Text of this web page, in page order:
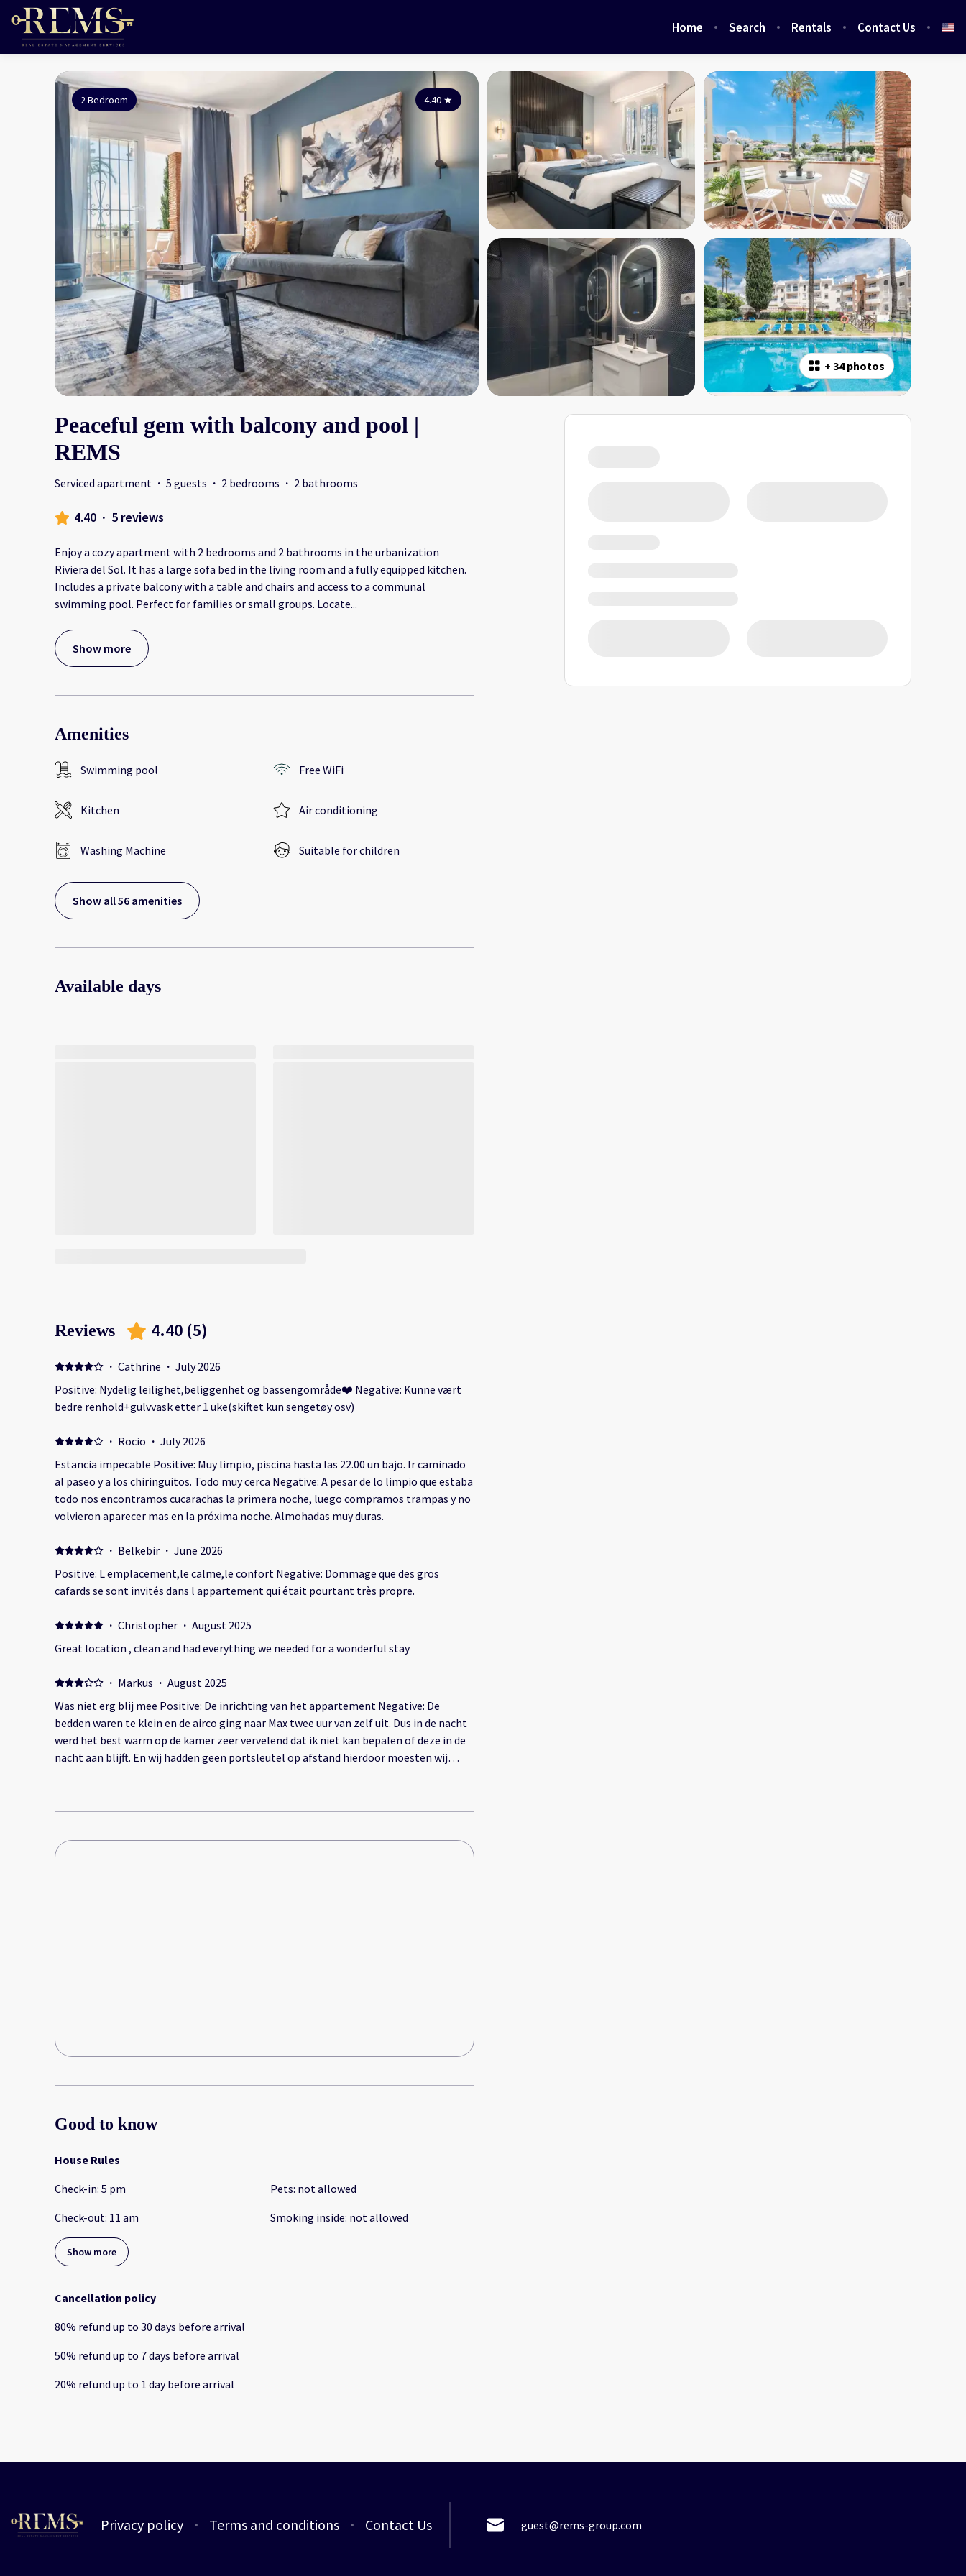
Home Search Rentals Contact Us
+ 34 photos
4.40 ★
2 Bedroom
Peaceful gem with balcony and pool |
REMS
Serviced apartment · 5 guests · 2 bedrooms · 2 bathrooms
4.40 · 5 reviews
Enjoy a cozy apartment with 2 bedrooms and 2 bathrooms in the urbanization
Riviera del Sol. It has a large sofa bed in the living room and a fully equipped kitchen.
Includes a private balcony with a table and chairs and access to a communal
swimming pool. Perfect for families or small groups. Locate...
Show more
Amenities
Swimming pool Free WiFi
Kitchen Air conditioning
Washing Machine Suitable for children
Show all 56 amenities
Available days
Reviews 4.40 (5)
· Cathrine · July 2026
Positive: Nydelig leilighet,beliggenhet og bassengområde❤️ Negative: Kunne vært
bedre renhold+gulvvask etter 1 uke(skiftet kun sengetøy osv)
· Rocio · July 2026
Estancia impecable Positive: Muy limpio, piscina hasta las 22.00 un bajo. Ir caminado
al paseo y a los chiringuitos. Todo muy cerca Negative: A pesar de lo limpio que estaba
todo nos encontramos cucarachas la primera noche, luego compramos trampas y no
volvieron aparecer mas en la próxima noche. Almohadas muy duras.
· Belkebir · June 2026
Positive: L emplacement,le calme,le confort Negative: Dommage que des gros
cafards se sont invités dans l appartement qui était pourtant très propre.
· Christopher · August 2025
Great location , clean and had everything we needed for a wonderful stay
· Markus · August 2025
Was niet erg blij mee Positive: De inrichting van het appartement Negative: De
bedden waren te klein en de airco ging naar Max twee uur van zelf uit. Dus in de nacht
werd het best warm op de kamer zeer vervelend dat ik niet kan bepalen of deze in de
nacht aan blijft. En wij hadden geen portsleutel op afstand hierdoor moesten wij
Good to know
House Rules
Check-in: 5 pm
Check-out: 11 am
Pets: not allowed
Smoking inside: not allowed
Show more
Cancellation policy
80% refund up to 30 days before arrival
50% refund up to 7 days before arrival
20% refund up to 1 day before arrival
Privacy policy Terms and conditions Contact Us guest@rems-group.com